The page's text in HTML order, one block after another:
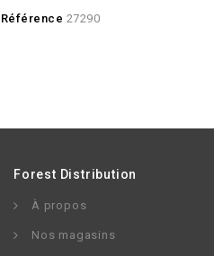
Référence 27290
Forest Distribution
À propos
Nos magasins